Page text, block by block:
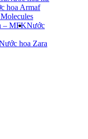
hoa Armaf
– MFK
hoa Zara
Nước